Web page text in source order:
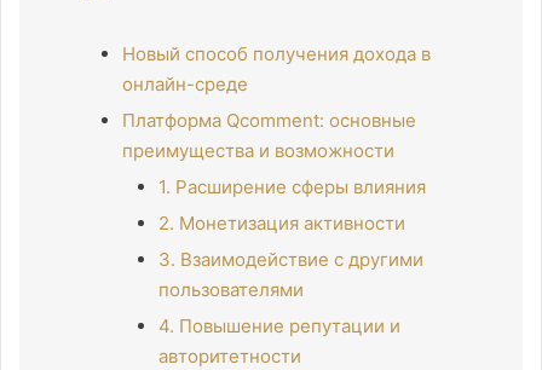
Новый способ получения дохода в
онлайн-среде
Платформа Qcomment: основные
преимущества и возможности
1. Расширение сферы влияния
2. Монетизация активности
3. Взаимодействие с другими
пользователями
4. Повышение репутации и
авторитетности